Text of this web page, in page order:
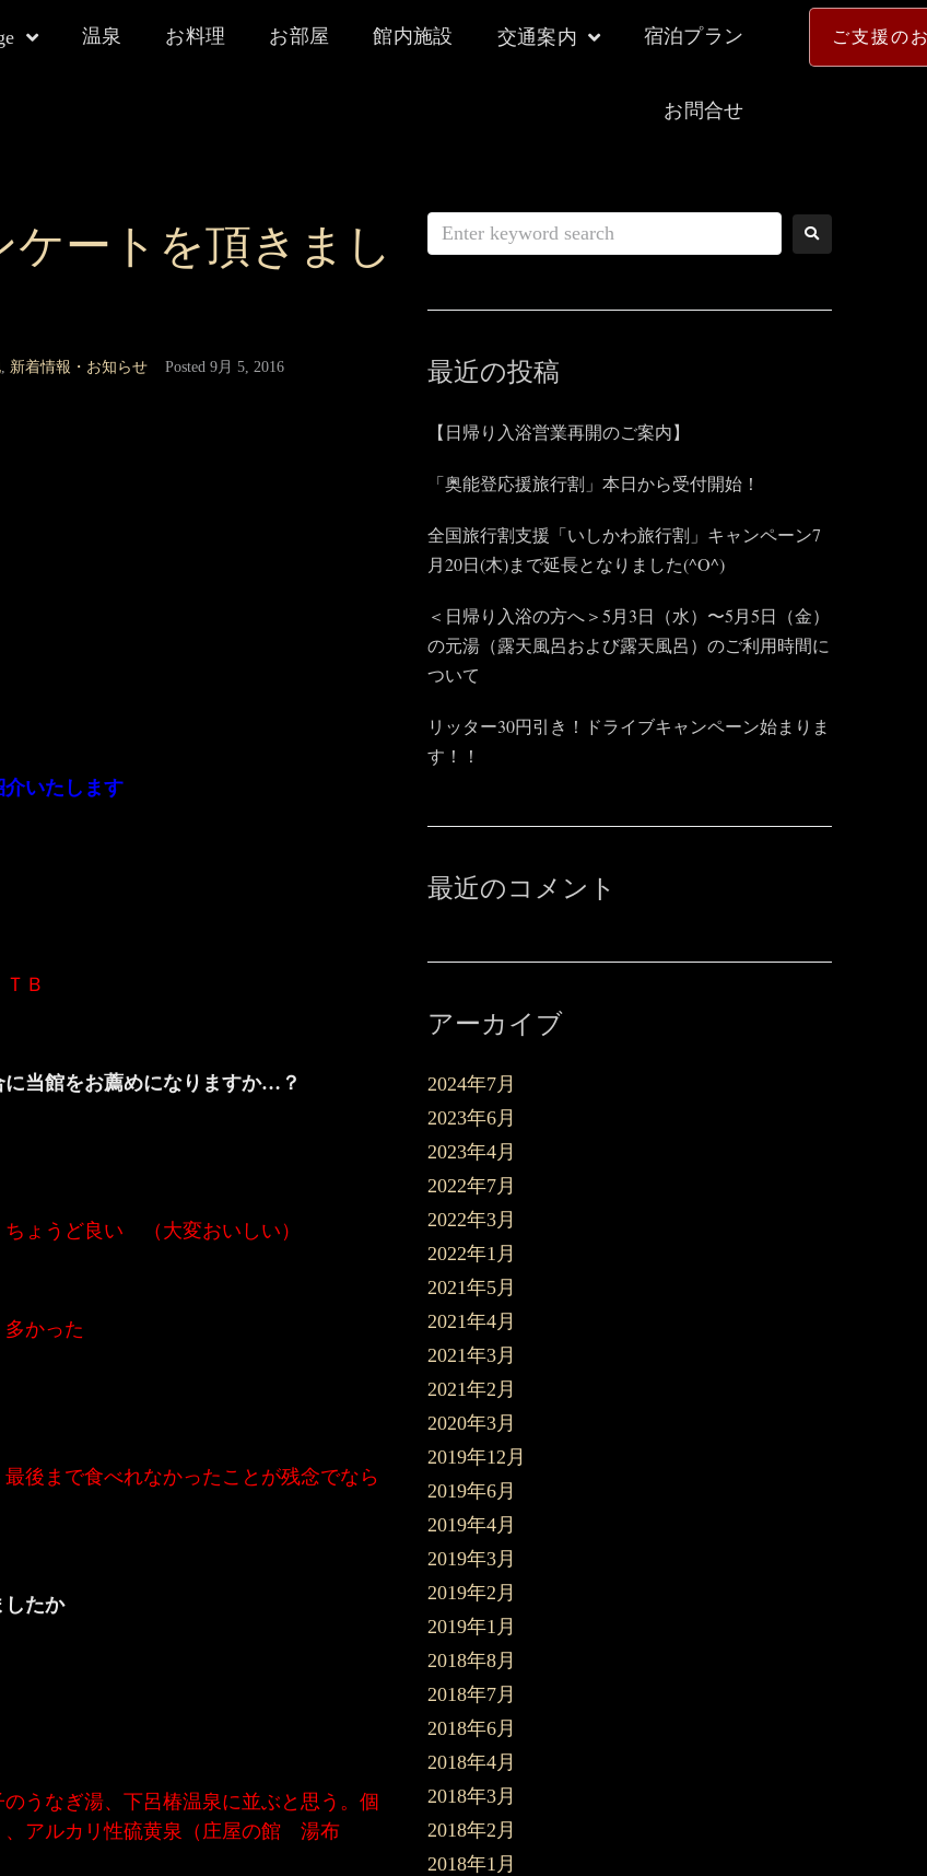
温泉 お料理 お部屋 館内施設 交通案内 宿泊プラン
お問合せ
ご支援の
ートを頂きまし
, 新着情報・お知らせ Posted 9月 5, 2016
いたします
Ｂ
当館をお薦めになりますか…？
ちょうど良い （大変おいしい）
多かった
後まで食べれなかったことが残念でなら
たか
うなぎ湯、下呂椿温泉に並ぶと思う。個
、アルカリ性硫黄泉（庄屋の館 湯布
最近の投稿
【日帰り入浴営業再開のご案内】
「奥能登応援旅行割」本日から受付開始！
全国旅行割支援「いしかわ旅行割」キャンペーン7
月20日(木)まで延長となりました(^O^)
＜日帰り入浴の方へ＞5月3日（水）〜5月5日（金）
の元湯（露天風呂および露天風呂）のご利用時間に
ついて
リッター30円引き！ドライブキャンペーン始まりま
す！！
最近のコメント
アーカイブ
2024年7月
2023年6月
2023年4月
2022年7月
2022年3月
2022年1月
2021年5月
2021年4月
2021年3月
2021年2月
2020年3月
2019年12月
2019年6月
2019年4月
2019年3月
2019年2月
2019年1月
2018年8月
2018年7月
2018年6月
2018年4月
2018年3月
2018年2月
2018年1月